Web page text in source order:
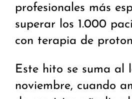
profesionales más
superar los 1.000
con terapia de
Este hito se suma al
noviembre, cuando